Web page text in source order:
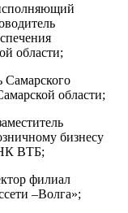
области;
Самарского
области;
бизнесу
ВТБ;
филиал
–Волга»;